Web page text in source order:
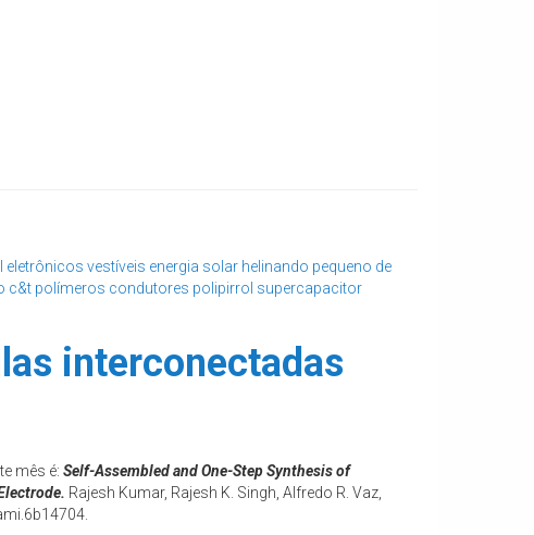
eletrônicos vestíveis energia solar helinando pequeno de
c&t polímeros condutores polipirrol supercapacitor
interconectadas
mês é: Self-Assembled and One-Step Synthesis of
Rajesh Kumar, Rajesh K. Singh, Alfredo R. Vaz,